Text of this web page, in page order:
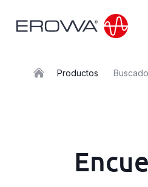
Soluciones
Productos